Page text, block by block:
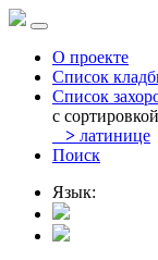
О проекте
Список
Список
с
> латинице
Поиск
Язык: